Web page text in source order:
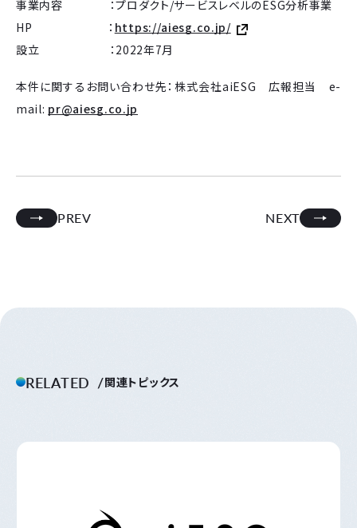
事業内容 ：プロダクト/サービスレベルのESG分析事業
HP ： https://aiesg.co.jp/
設立 ：2022年7月
本件に関するお問い合わせ先：株式会社aiESG 広報担当 e-
mail: pr@aiesg.co.jp
PREV NEXT
RELATED 関連トピックス